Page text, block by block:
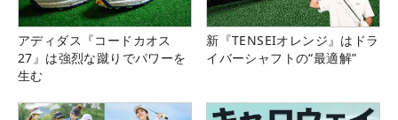
アディダス『コードカオス
27』は強烈な蹴りでパワーを
生む
新『TENSEIオレンジ』はドラ
イバーシャフトの“最適解”